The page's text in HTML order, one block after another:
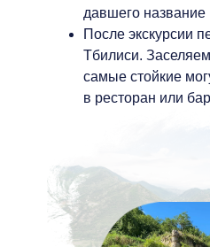
давшего
После экскурсии
Тбилиси.
самые стойкие
в ресторан или